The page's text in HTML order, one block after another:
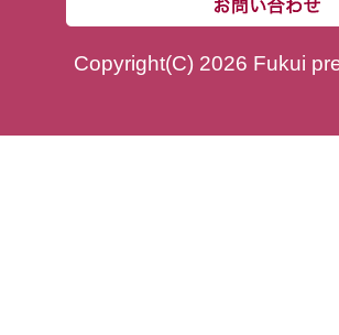
Copyright(C) 2026 Fukui